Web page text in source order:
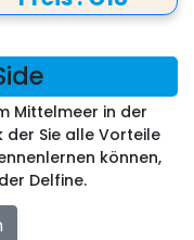
Mittelmeer in der
der Sie alle Vorteile
können,
Delfine.